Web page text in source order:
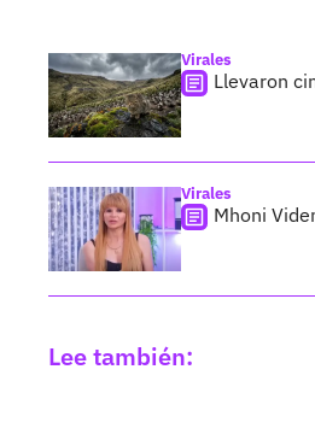
Virales
Llevaron
Virales
Mhoni
Lee también: